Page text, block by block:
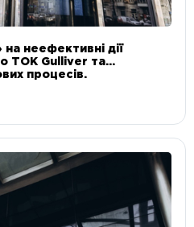
неефективні дії
ТОК Gulliver та
процесів.